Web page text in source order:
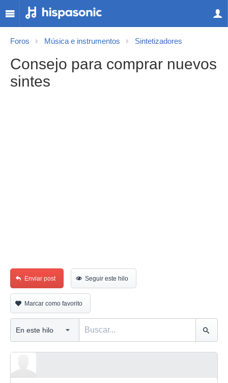
Foros Música e instrumentos Sintetizadores
Consejo para comprar nuevos
sintes
Enviar post Seguir este hilo
Marcar como favorito